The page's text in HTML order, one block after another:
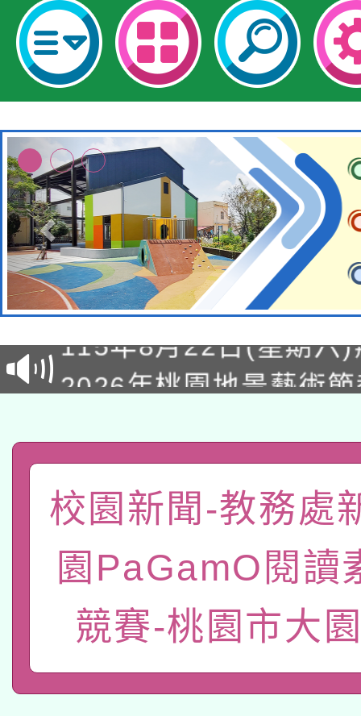
轉知經濟部水利署委託
業技術研究院辦理「
用水績優單位及節水達
桃園市孔廟祈福系列
2026年桃園地景藝術
關事宜
國立臺灣師範大學辦理
年度健康促進學校輔導
業成長研習」實施計畫
函轉國家教育研究院中
族教育國際趨勢與發展
轉知教育部國民及學前
新北市政府教育局辦理
師專業成長研習實施
方素養工作坊新北場」
函轉國立臺灣師範大學
族語言臺北學習中心
「族語學習班」招生簡
轉知有關國立成功大學
年度COVID-19疫苗接
轉知經濟部水利署委託
校園新聞-教務處
園PaGamO閱讀
競賽-桃園市大